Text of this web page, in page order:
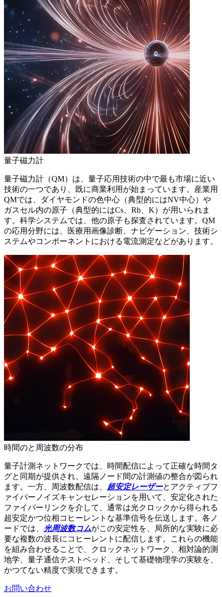
量子磁力計
量子磁力計（QM）は、量子応用技術の中で最も市場に近い
技術の一つであり、既に商業利用が始まっています。産業用
QMでは、ダイヤモンドの色中心（典型的にはNV中心）や
ガスセル内の原子（典型的にはCs、Rb、K）が用いられま
す。科学システムでは、他の原子も探査されています。QM
の応用分野には、医療用画像診断、ナビゲーション、技術シ
ステムやコンポーネントにおける電流測定などがあります。
時間のと周波数の分布
量子計測ネットワークでは、時間配信によって正確な時間タ
グと同期が提供され、遠隔ノード間の計測値の整合が図られ
ます。一方、周波数配信は、
超安定レーザーとアクティブフ
ァイバーノイズキャンセレーションを用いて、安定化された
ファイバーリンクを介して、通常は光クロックから得られる
超安定かつ位相コヒーレントな基準信号を伝送します。各ノ
ードでは、
光周波数コムがこの安定性を、局所的な実験に必
要な複数の波長にコヒーレントに配信します。これらの機能
を組み合わせることで、クロックネットワーク、相対論的測
地学、量子通信テストベッド、そして基礎物理学の実験を、
かつてない精度で実現できます。
お問い合わせ